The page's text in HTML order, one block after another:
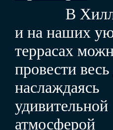
В
и на наших
террасах
провести
наслаждаясь
удивительной
атмосферой